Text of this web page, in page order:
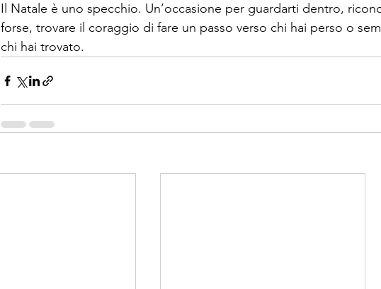
Il Natale è uno specchio. Un’occasione per guardarti dentro,
forse, trovare il coraggio di fare un passo verso chi hai perso o
chi hai trovato.